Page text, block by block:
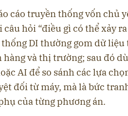
cáo truyền thống vốn chủ
câu hỏi “điều gì có thể xảy
thống DI thường gom dữ
hàng và thị trường; sau đó
AI để so sánh các lựa
đối từ máy, mà là bức
của từng phương án.